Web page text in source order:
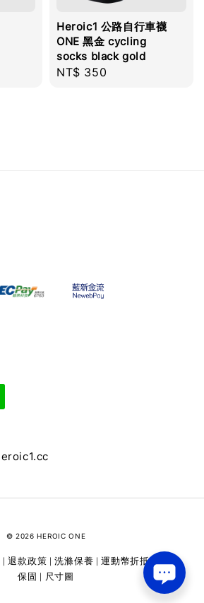
Heroic1 公路自行車襪
ONE 黑金 cycling
socks black gold
Regular
NT$ 350
© 2026 HEROIC ONE
|退款政策 |洗滌保養 |運動幣折抵
保固
尺寸圖